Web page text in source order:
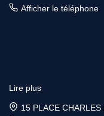
Afficher le téléphone
Lire plus
15 PLACE